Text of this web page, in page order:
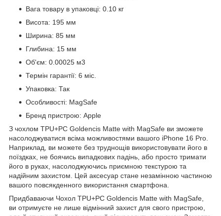
Вага товару в упаковці: 0.10 кг
Висота: 195 мм
Ширина: 85 мм
Глибина: 15 мм
Об'єм: 0.00025 м3
Термін гарантії: 6 міс.
Упаковка: Так
Особливості: MagSafe
Бренд пристрою: Apple
З чохлом TPU+PC Goldencis Matte with MagSafe ви зможете
насолоджуватися всіма можливостями вашого iPhone 16 Pro.
Наприклад, ви можете без труднощів використовувати його в
поїздках, не боячись випадкових падінь, або просто тримати
його в руках, насолоджуючись приємною текстурою та
надійним захистом. Цей аксесуар стане незамінною частиною
вашого повсякденного використання смартфона.
Придбаваючи Чохол TPU+PC Goldencis Matte with MagSafe,
ви отримуєте не лише відмінний захист для свого пристрою,